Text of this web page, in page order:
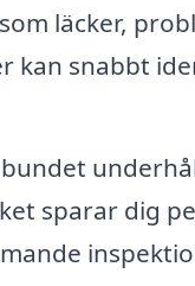
läcker,
kan snabbt
sparar dig